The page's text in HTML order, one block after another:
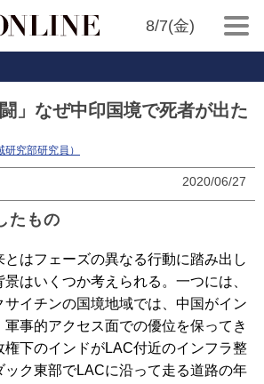
8/7(金)
」なぜ中印国境で死者が出た
研究部研究員）
2020/06/27
たもの
はフェーズの異なる行動に踏み出し
はいくつか考えられる。一つには、
サイチンの国境地域では、中国がイン
事的アクセス面での優位を保ってき
権下のインドがLAC付近のインフラ整
ック東部でLACに沿って走る道路の年